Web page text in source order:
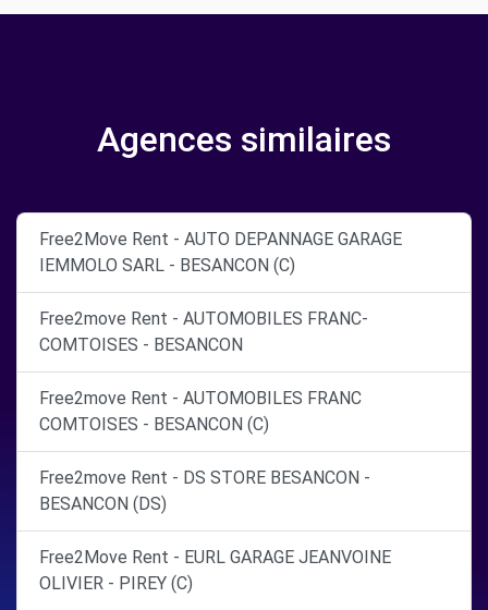
Agences similaires
Free2Move Rent - AUTO DEPANNAGE GARAGE
IEMMOLO SARL - BESANCON (C)
Free2move Rent - AUTOMOBILES FRANC-
COMTOISES - BESANCON
Free2move Rent - AUTOMOBILES FRANC
COMTOISES - BESANCON (C)
Free2move Rent - DS STORE BESANCON -
BESANCON (DS)
Free2Move Rent - EURL GARAGE JEANVOINE
OLIVIER - PIREY (C)